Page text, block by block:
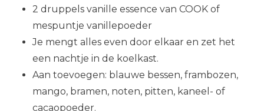
2 druppels vanille essence van COOK of
mespuntje vanillepoeder
Je mengt alles even door elkaar en zet het
een nachtje in de koelkast.
Aan toevoegen: blauwe bessen, frambozen,
mango, bramen, noten, pitten, kaneel- of
cacaopoeder.